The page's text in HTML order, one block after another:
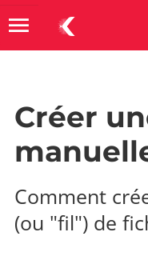
menu
Créer
Comment
(ou "fil") de